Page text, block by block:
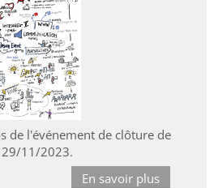
de l'événement de clôture de
29/11/2023.
En savoir plus